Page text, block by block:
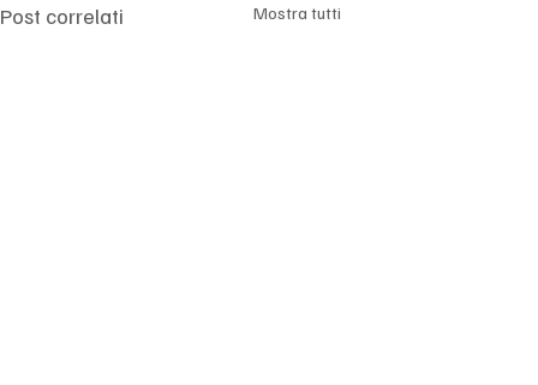
Post correlati Mostra tutti